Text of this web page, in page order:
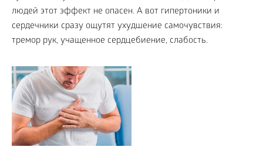
людей этот эффект не опасен. А вот гипертоники и
сердечники сразу ощутят ухудшение самочувствия:
тремор рук, учащенное сердцебиение, слабость.